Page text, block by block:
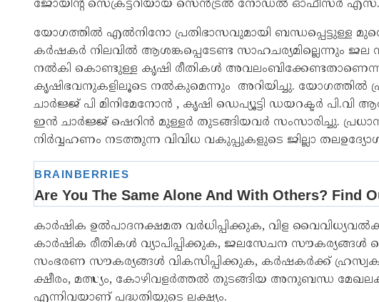
ജോയിന്റ് സെക്രട്ടറിയായ സെൻട്രൽ നോഡൽ ഓഫീസർ
യോഗത്തിൽ എൽനിനോ പ്രതിഭാസവുമായി ബന്ധപ്പെട്ടുള്ള
കർഷകർ നിലവിൽ ആശങ്കപ്പെടേണ്ട സാഹചര്യമില്ലെന്നും
നൽകി കൊണ്ടുള്ള കൃഷി രീതികൾ
കൃഷിഭവനുകളിലൂടെ നൽകുമെന്നും അറിയിച്ചു. യോഗത്തിൽ
ചാർജ്ജ് പി മിനിമേനോൻ , കൃഷി ഡെപ്യൂട്ടി ഡയറക്ടർ പി.വി
ഇൻ ചാർജ്ജ് ഷെറിൻ മുള്ളർ തുടങ്ങിയവർ സംസാരിച്ചു.
നിർവ്വഹണം നടത്തുന്ന വിവിധ വകുപ്പുകളുടെ ജില്ലാ
കാർഷിക ഉൽപാദനക്ഷമത വർധിപ്പിക്കുക, വിള
കാർഷിക രീതികൾ വ്യാപിപ്പിക്കുക, ജലസേചന സൗകര്യങ്ങൾ
സംഭരണ സൗകര്യങ്ങൾ വികസിപ്പിക്കുക, കർഷകർക്ക്
ക്ഷീരം, മത്സ്യം, കോഴിവളർത്തൽ തുടങ്ങിയ അനുബന്ധ
എന്നിവയാണ് പദ്ധതിയുടെ ലക്ഷ്യം.